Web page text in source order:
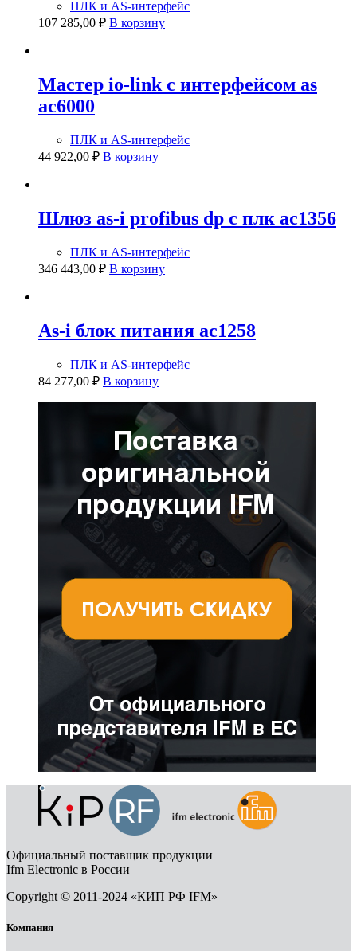
ПЛК и AS-интерфейс
107 285,00 ₽ В корзину
Мастер io-link с интерфейсом as
ac6000
ПЛК и AS-интерфейс
44 922,00 ₽ В корзину
Шлюз as-i profibus dp с плк ac1356
ПЛК и AS-интерфейс
346 443,00 ₽ В корзину
As-i блок питания ac1258
ПЛК и AS-интерфейс
84 277,00 ₽ В корзину
Официальный поставщик продукции
Ifm Electronic в России
Copyright © 2011-2024 «КИП РФ IFM»
Компания